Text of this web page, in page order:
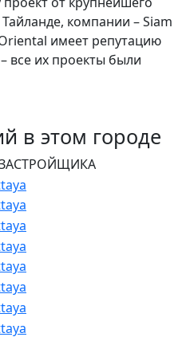
компании – Siam
имеет репутацию
все их проекты были
в этом городе